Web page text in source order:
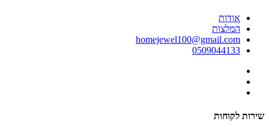
אודות
המלצות
homejewel100@gmail.com
0509044133
שירות לקוחות